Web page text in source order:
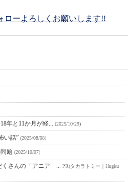
ローよろしくお願いします!!
年と11か月が経... (2025/10/29)
い話” (2025/08/08)
題 (2025/10/07)
くさんの「アニア ... PR(タカラトミー｜Hugku